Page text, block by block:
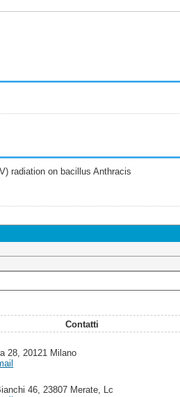
radiation on bacillus Anthracis
Contatti
28, 20121 Milano
46, 23807 Merate, Lc